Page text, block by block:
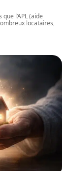
l’APL (aide
locataires,